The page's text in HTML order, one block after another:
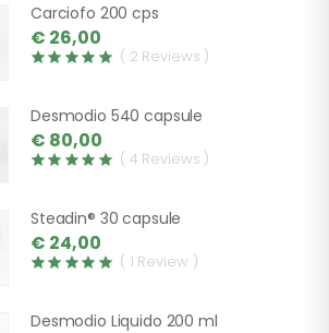
Carciofo 200 cps
€ 26,00
( 2 Reviews )
Desmodio 540 capsule
€ 80,00
( 4 Reviews )
Steadin® 30 capsule
€ 24,00
( 1 Review )
Desmodio Liquido 200 ml